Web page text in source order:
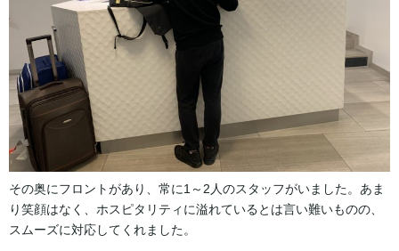
その奥にフロントがあり、常に1～2人のスタッフがいました。あま
り笑顔はなく、ホスピタリティに溢れているとは言い難いものの、
スムーズに対応してくれました。